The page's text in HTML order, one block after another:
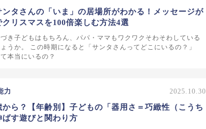
ンタさんの「いま」の居場所がわかる！メッセージが
クリスマスを100倍楽しむ方法4選
き子どもはもちろん、パパ・ママもワクワクそわそわしている
うか。 この時期になると「サンタさんってどこにいるの？」
本当にいるの？
力 2025.10.30
ら？【年齢別】子どもの「器用さ＝巧緻性（こうち
す遊びと関わり方